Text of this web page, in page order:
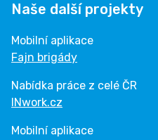
Naše další projekty
Mobilní aplikace
Fajn brigády
Nabídka práce z celé ČR
INwork.cz
Mobilní aplikace